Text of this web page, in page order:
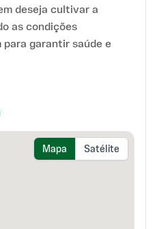
deseja cultivar a
as condições
para garantir saúde e
Mapa Satélite